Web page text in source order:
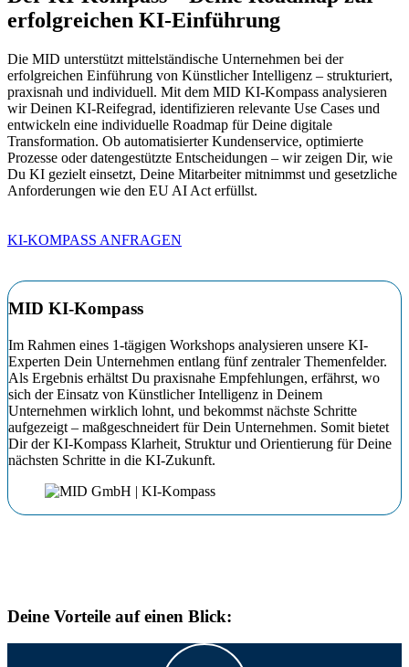
erfolgreichen KI-Einführung
Die MID unterstützt mittelständische Unternehmen bei der
erfolgreichen Einführung von Künstlicher Intelligenz – strukturiert,
praxisnah und individuell. Mit dem MID KI-Kompass analysieren
wir Deinen KI-Reifegrad, identifizieren relevante Use Cases und
entwickeln eine individuelle Roadmap für Deine digitale
Transformation. Ob automatisierter Kundenservice, optimierte
Prozesse oder datengestützte Entscheidungen – wir zeigen Dir, wie
Du KI gezielt einsetzt, Deine Mitarbeitermitnimmst und gesetzliche
Anforderungen wie den EU AI Act erfüllst.
KI-KOMPASS ANFRAGEN
MID KI-Kompass
Im Rahmen eines 1-tägigen Workshops analysieren unsere KI-
Experten Dein Unternehmen entlang fünf zentraler Themenfelder.
Als Ergebnis erhältst Du praxisnahe Empfehlungen, erfährst, wo
sich der Einsatz von Künstlicher Intelligenz in Deinem
Unternehmen wirklich lohnt, und bekommst nächste Schritte
aufgezeigt – maßgeschneidert für Dein Unternehmen. Somit bietet
Dir der KI-Kompass Klarheit, Struktur und Orientierung für Deine
nächsten Schritte in die KI-Zukunft.
Deine Vorteile auf einen Blick: